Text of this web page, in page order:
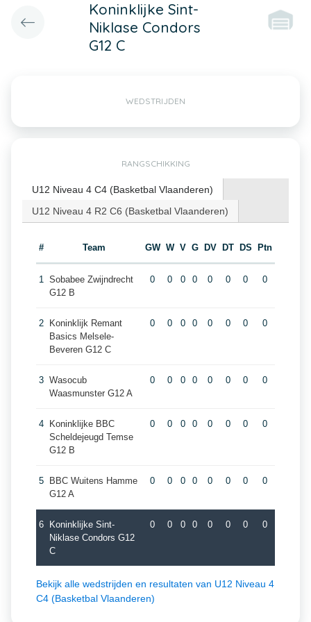
Koninklijke Sint-
Niklase Condors
G12 C
WEDSTRIJDEN
RANGSCHIKKING
U12 Niveau 4 C4 (Basketbal Vlaanderen)
U12 Niveau 4 R2 C6 (Basketbal Vlaanderen)
# Team GW W V G DV DT DS Ptn
1
Sobabee Zwijndrecht
G12 B
0 0 0 0 0 0 0 0
2
Koninklijk Remant
Basics Melsele-
Beveren G12 C
0 0 0 0 0 0 0 0
3 Wasocub
Waasmunster G12 A
0 0 0 0 0 0 0 0
4
Koninklijke BBC
Scheldejeugd Temse
G12 B
0 0 0 0 0 0 0 0
5
BBC Wuitens Hamme
G12 A
0 0 0 0 0 0 0 0
6
Koninklijke Sint-
Niklase Condors G12
C
0 0 0 0 0 0 0 0
Bekijk alle wedstrijden en resultaten van U12 Niveau 4
C4 (Basketbal Vlaanderen)